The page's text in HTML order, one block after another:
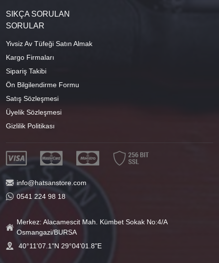
SIKÇA SORULAN
SORULAR
Yivsiz Av Tüfeği Satın Almak
Kargo Firmaları
Sipariş Takibi
Ön Bilgilendirme Formu
Satış Sözleşmesi
Üyelik Sözleşmesi
Gizlilik Politikası
info@hatsanstore.com
0541 224 98 18
Merkez: Alacamescit Mah. Kümbet Sokak No:4/A
Osmangazi/BURSA
40°11'07.1"N 29°04'01.8"E